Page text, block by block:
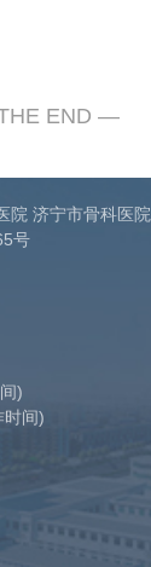
院 济宁市骨科医院
号
)
时间)